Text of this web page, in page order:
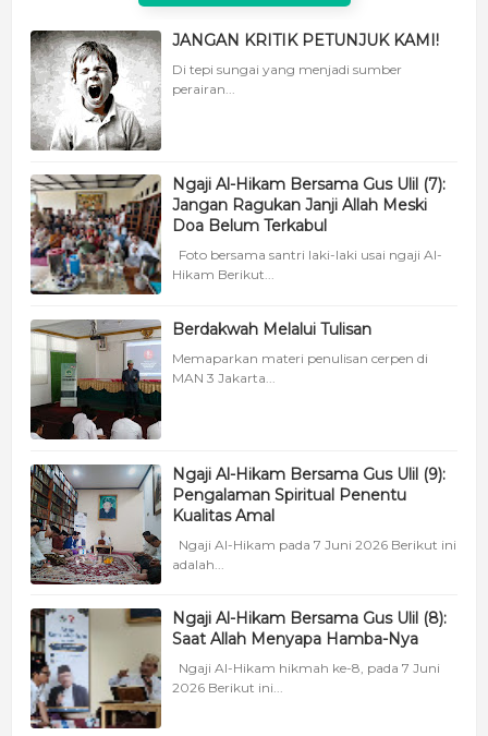
JANGAN KRITIK PETUNJUK KAMI!
Di tepi sungai yang menjadi sumber
perairan...
Ngaji Al-Hikam Bersama Gus Ulil (7):
Jangan Ragukan Janji Allah Meski
Doa Belum Terkabul
Foto bersama santri laki-laki usai ngaji Al-
Hikam Berikut...
Berdakwah Melalui Tulisan
Memaparkan materi penulisan cerpen di
MAN 3 Jakarta...
Ngaji Al-Hikam Bersama Gus Ulil (9):
Pengalaman Spiritual Penentu
Kualitas Amal
Ngaji Al-Hikam pada 7 Juni 2026 Berikut ini
adalah...
Ngaji Al-Hikam Bersama Gus Ulil (8):
Saat Allah Menyapa Hamba-Nya
Ngaji Al-Hikam hikmah ke-8, pada 7 Juni
2026 Berikut ini...